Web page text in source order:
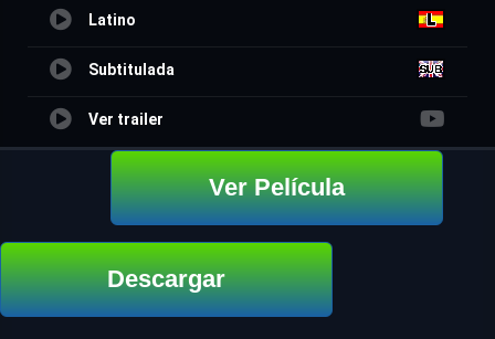
Latino
Subtitulada
Ver trailer
Ver Película
Descargar